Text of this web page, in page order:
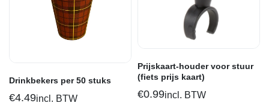
Drinkbekers per 50 stuks
€4.49incl. BTW
Prijskaart-houder voor stuur
(fiets prijs kaart)
€0.99incl. BTW